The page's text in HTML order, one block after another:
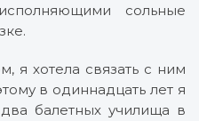
сольные
я хотела связать с ним
в одиннадцать лет я
балетных училища в